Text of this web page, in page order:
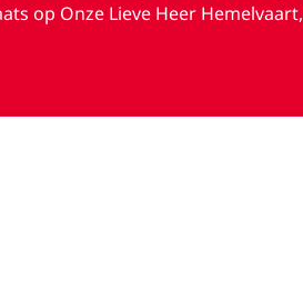
op Onze Lieve Heer Hemelvaart,